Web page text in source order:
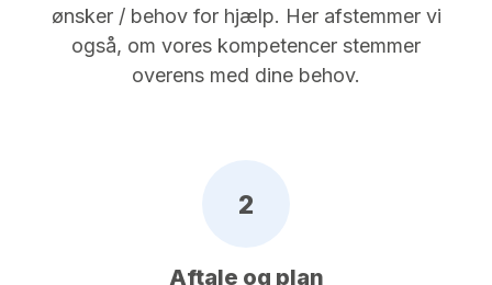
ønsker / behov for hjælp. Her afstemmer vi
også, om vores kompetencer stemmer
overens med dine behov.
2
Aftale og plan